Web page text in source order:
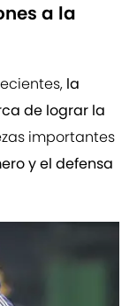
a la
la
de lograr la
importantes
y el defensa